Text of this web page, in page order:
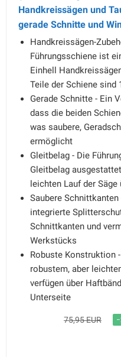
Handkreissägen und
gerade Schnitte und
Handkreissägen-
Führungsschiene ist
Einhell
Teile der Schiene sind
Gerade Schnitte - Ein
dass die beiden
was saubere,
ermöglicht
Gleitbelag - Die
Gleitbelag
leichten Lauf der
Saubere
integrierte
Schnittkanten und
Werkstücks
Robuste Konstruktion
robustem, aber
verfügen über
Unterseite
75,95 EUR